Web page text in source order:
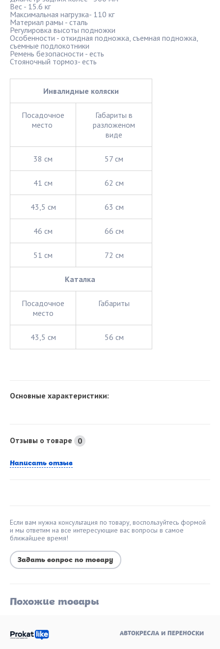
Вес - 15.6 кг
Максимальная нагрузка- 110 кг
Материал рамы - сталь
Регулировка высоты подножки
Особенности - откидная подножка, съемная подножка,
съемные подлокотники
Ремень безопасности - есть
Стояночный тормоз- есть
Инвалидные коляски
Посадочное
место
Габариты в
разложеном
виде
38 см 57 см
41 см 62 см
43,5 см 63 см
46 см 66 см
51 см 72 см
Каталка
Посадочное
место
Габариты
43,5 см 56 см
Основные характеристики:
Отзывы о товаре 0
Написать отзыв
Если вам нужна консультация по товару, воспользуйтесь формой
и мы ответим на все интересующие вас вопросы в самое
ближайшее время!
Задать вопрос по товару
Похожие товары
АВТОКРЕСЛА И ПЕРЕНОСКИ